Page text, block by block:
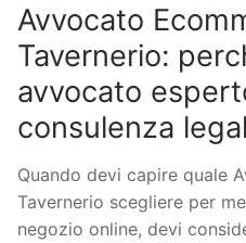
Avvocato
Tavernerio:
avvocato
consulenza
Quando devi capire quale
Tavernerio scegliere per
negozio online, devi